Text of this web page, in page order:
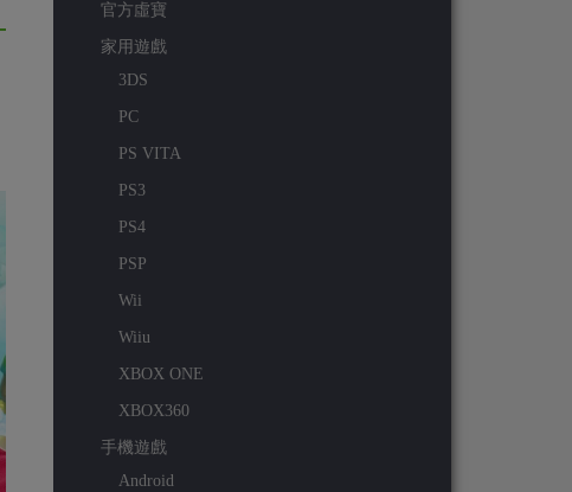
官方虛寶
家用遊戲
3DS
PC
PS VITA
PS3
PS4
PSP
Wii
Wiiu
XBOX ONE
XBOX360
手機遊戲
Android